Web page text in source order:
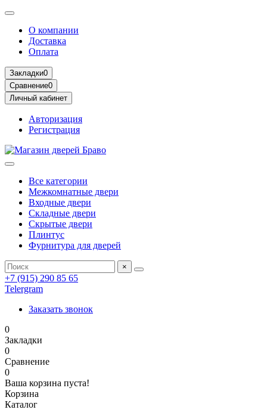
О компании
Доставка
Оплата
Закладки0
Сравнение0
Личный кабинет
Авторизация
Регистрация
Все категории
Межкомнатные двери
Входные двери
Складные двери
Скрытые двери
Плинтус
Фурнитура для дверей
×
+7 (915) 290 85 65
Telergram
Заказать звонок
0
Закладки
0
Сравнение
0
Ваша корзина пуста!
Корзина
Каталог